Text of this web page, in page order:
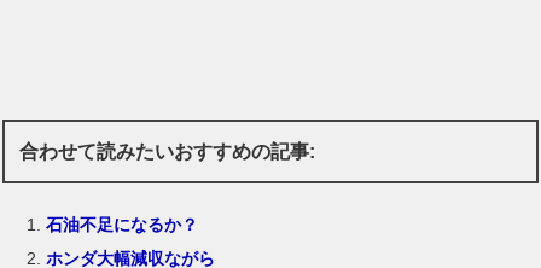
合わせて読みたいおすすめの記事:
石油不足になるか？
ホンダ大幅減収ながら